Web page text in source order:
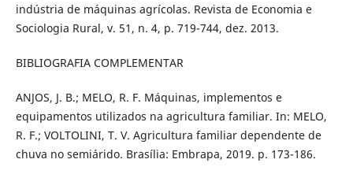
indústria de máquinas agrícolas. Revista de Economia e
Sociologia Rural, v. 51, n. 4, p. 719-744, dez. 2013.
BIBLIOGRAFIA COMPLEMENTAR
ANJOS, J. B.; MELO, R. F. Máquinas, implementos e
equipamentos utilizados na agricultura familiar. In: MELO,
R. F.; VOLTOLINI, T. V. Agricultura familiar dependente de
chuva no semiárido. Brasília: Embrapa, 2019. p. 173-186.